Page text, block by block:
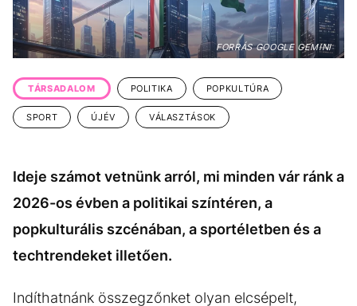
FORRÁS GOOGLE GEMINI
TÁRSADALOM POLITIKA POPKULTÚRA
SPORT ÚJÉV VÁLASZTÁSOK
Ideje számot vetnünk arról, mi minden vár ránk a
2026-os évben a politikai színtéren, a
popkulturális szcénában, a sportéletben és a
techtrendeket illetően.
Indíthatnánk összegzőnket olyan elcsépelt,